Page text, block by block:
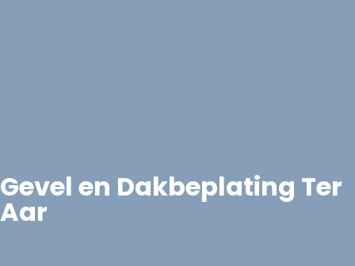
Gevel en Dakbeplating Ter
Aar